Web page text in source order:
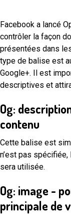
Facebook a lancé
contrôler la façon
présentées dans
type de balise est
Google+. Il est
descriptives et
Og:
contenu
Cette balise est
n’est pas
sera utilisée.
Og: image -
principale de